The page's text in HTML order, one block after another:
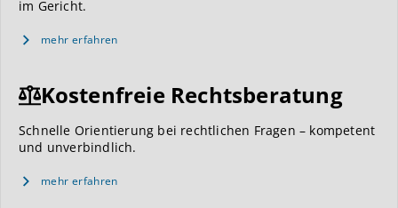
im Gericht.
mehr erfahren
Kostenfreie Rechtsberatung
Schnelle Orientierung bei rechtlichen Fragen – kompetent
und unverbindlich.
mehr erfahren